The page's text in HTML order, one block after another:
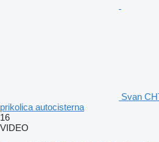
Svan
prikolica autocisterna
16
VIDEO